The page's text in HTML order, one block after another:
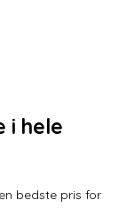
i hele
bedste pris for